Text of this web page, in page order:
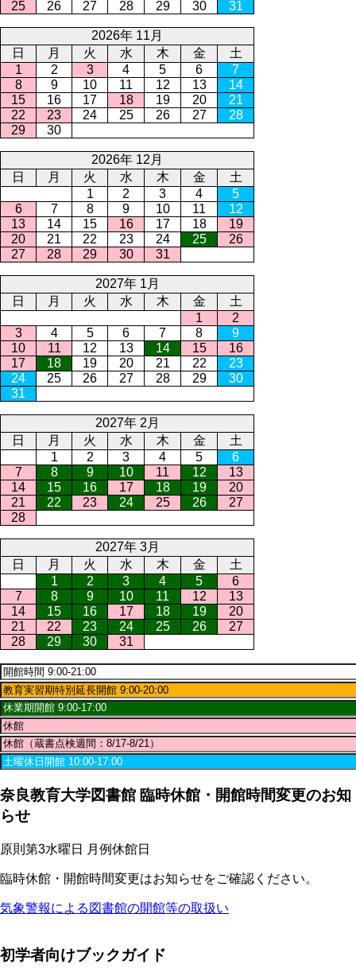
25 26 27 28 29 30 31
2026年 11月
日
月 火 水 木 金
土
1
2 3 4 5 6
7
8
9 10 11 12 13
14
15
16 17 18 19 20
21
22
23 24 25 26 27
28
29
30
2026年 12月
日
月 火 水 木 金
土
1
2 3 4
5
6
7 8 9 10 11
12
13
14 15 16 17 18
19
20
21 22 23 24 25
26
27
28 29 30 31
2027年 1月
日
月 火 水 木 金
土
1
2
3
4 5 6 7 8
9
10
11 12 13 14 15
16
17
18 19 20 21 22
23
24
25 26 27 28 29
30
31
2027年 2月
日
月 火 水 木 金
土
1
2 3 4 5
6
7
8 9 10 11 12
13
14
15 16 17 18 19
20
21
22 23 24 25 26
27
28
2027年 3月
日
月 火 水 木 金
土
1
2 3 4 5
6
7
8 9 10 11 12
13
14
15 16 17 18 19
20
21
22 23 24 25 26
27
28
29 30 31
奈良教育大学図書館 臨時休館・開館時間変更のお知
らせ
原則第3水曜日 月例休館日
臨時休館・開館時間変更はお知らせをご確認ください。
気象警報による図書館の開館等の取扱い
初学者向けブックガイド